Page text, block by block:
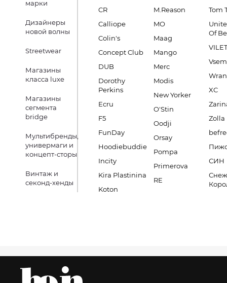
марки
Дизайнеры
новой волны
Streetwear
Магазины
класса luxe
Магазины
сегмента
bridge
Мультибренды,
универмаги и
концепт-сторы
Винтаж и
секонд-хенды
CR
Calliope
Colin's
Concept Club
DUB
Dorothy
Perkins
Ecru
F5
FunDay
Hoodiebuddie
Incity
Kira Plastinina
Koton
M.Reason
MO
Maag
Mango
Merc
Modis
New Yorker
O'Stin
Oodji
Orsay
Pompa
Primerova
RE
Tom
Of
VILET
XC
Zolla
СИН